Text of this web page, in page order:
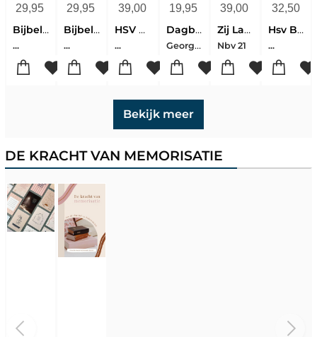
29,95
Bijbel Bgt In Een Jaar
...
29,95
Bijbel Nbv21 In Een Jaar
...
39,00
HSV Bijbel in een jaar voor vrouwen
...
19,95
Dagboek Voor Een Vrouw Naar Gods Hart
George, Elizabeth
39,00
Zij Lacht Bijbel In Een Jaar
Nbv 21
32,50
Hsv Bijbel In Een Jaar - Bruin
...
Bekijk meer
DE KRACHT VAN MEMORISATIE